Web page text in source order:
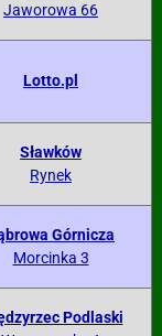
Jaworowa 66
Lotto.pl
Sławków
Rynek
Górnicza
Morcinka 3
Podlaski